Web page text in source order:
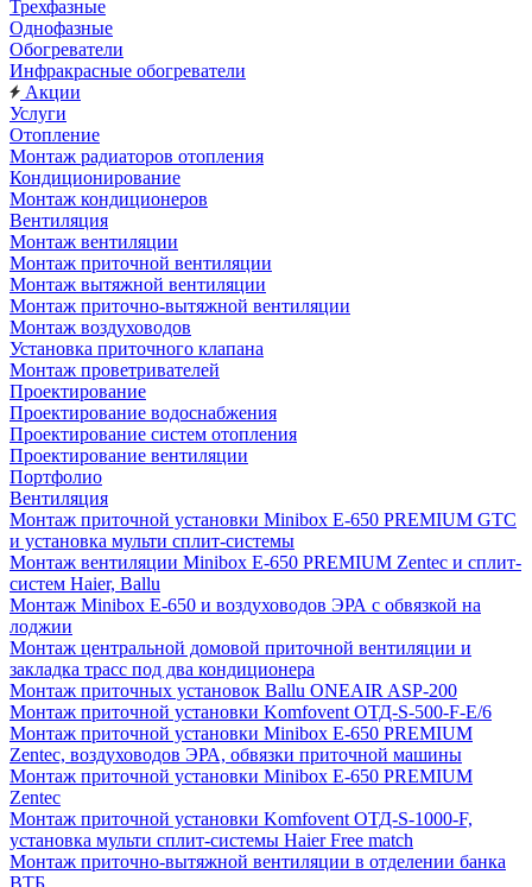
Трехфазные
Однофазные
Обогреватели
Инфракрасные обогреватели
Акции
Услуги
Отопление
Монтаж радиаторов отопления
Кондиционирование
Монтаж кондиционеров
Вентиляция
Монтаж вентиляции
Монтаж приточной вентиляции
Монтаж вытяжной вентиляции
Монтаж приточно-вытяжной вентиляции
Монтаж воздуховодов
Установка приточного клапана
Монтаж проветривателей
Проектирование
Проектирование водоснабжения
Проектирование систем отопления
Проектирование вентиляции
Портфолио
Вентиляция
Монтаж приточной установки Minibox E-650 PREMIUM GTC
и установка мульти сплит-системы
Монтаж вентиляции Minibox E-650 PREMIUM Zentec и сплит-
систем Haier, Ballu
Монтаж Minibox E-650 и воздуховодов ЭРА с обвязкой на
лоджии
Монтаж центральной домовой приточной вентиляции и
закладка трасс под два кондиционера
Монтаж приточных установок Ballu ONEAIR ASP-200
Монтаж приточной установки Komfovent ОТД-S-500-F-E/6
Монтаж приточной установки Minibox E-650 PREMIUM
Zentec, воздуховодов ЭРА, обвязки приточной машины
Монтаж приточной установки Minibox E-650 PREMIUM
Zentec
Монтаж приточной установки Komfovent ОТД-S-1000-F,
установка мульти сплит-системы Haier Free match
Монтаж приточно-вытяжной вентиляции в отделении банка
ВТБ